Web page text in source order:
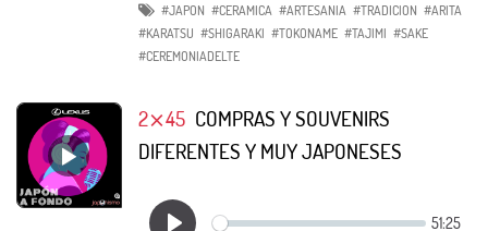
#JAPON #CERAMICA #ARTESANIA #TRADICION #ARITA
#KARATSU #SHIGARAKI #TOKONAME #TAJIMI #SAKE
#CEREMONIADELTE
2⨯45 COMPRAS Y SOUVENIRS
DIFERENTES Y MUY JAPONESES